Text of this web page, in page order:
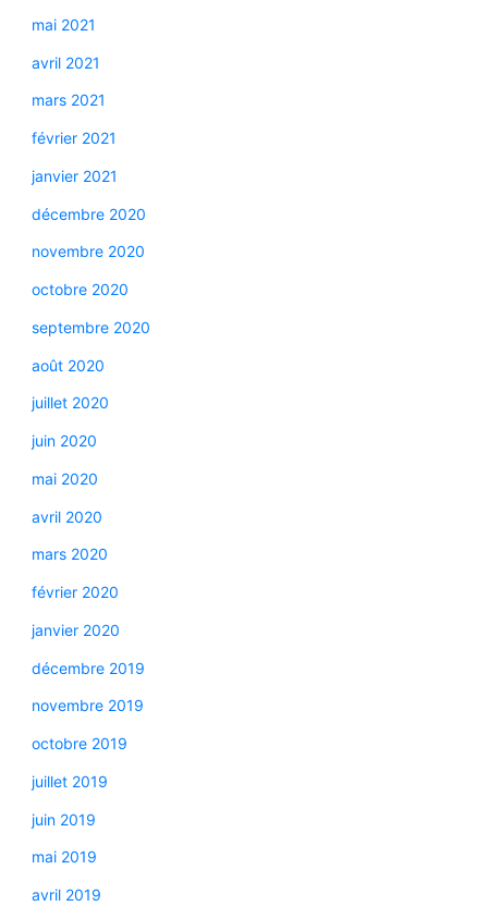
mai 2021
avril 2021
mars 2021
février 2021
janvier 2021
décembre 2020
novembre 2020
octobre 2020
septembre 2020
août 2020
juillet 2020
juin 2020
mai 2020
avril 2020
mars 2020
février 2020
janvier 2020
décembre 2019
novembre 2019
octobre 2019
juillet 2019
juin 2019
mai 2019
avril 2019